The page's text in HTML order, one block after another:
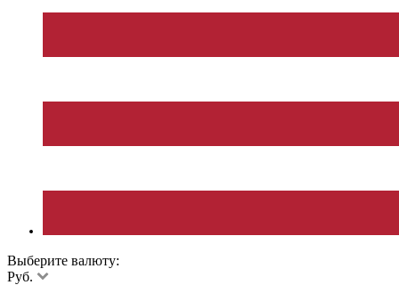
Выберите валюту:
Руб.